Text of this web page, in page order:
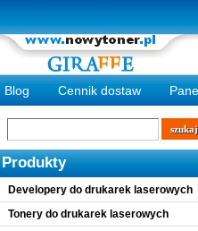
Blog Cennik dostaw
Wyszukiwarka
szukaj
Produkty
Developery do drukarek laserowych
Tonery do drukarek laserowych